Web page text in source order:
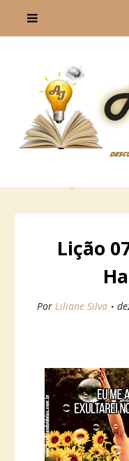
Lição
Por Liliane Silva